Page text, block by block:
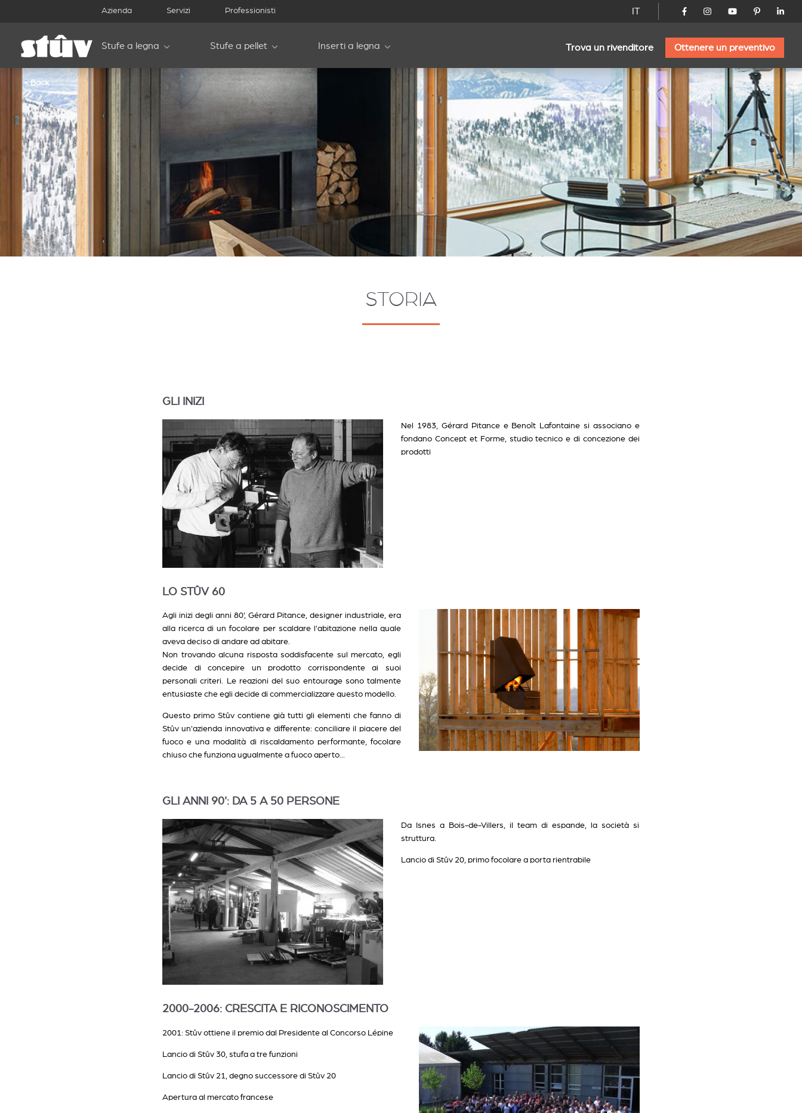
Azienda Servizi Professionisti IT
Stufe a legna Stufe a pellet Inserti a legna Trova un rivenditore Ottenere un preventivo
< Back
STORIA
GLI INIZI
Nel 1983, Gérard Pitance e Benoît Lafontaine si associano e
fondano Concept et Forme, studio tecnico e di concezione dei
prodotti
LO STÛV 60
Agli inizi degli anni 80', Gérard Pitance, designer industriale, era
alla ricerca di un focolare per scaldare l'abitazione nella quale
aveva deciso di andare ad abitare.
Non trovando alcuna risposta soddisfacente sul mercato, egli
decide di concepire un prodotto corrispondente ai suoi
personali criteri. Le reazioni del suo entourage sono talmente
entusiaste che egli decide di commercializzare questo modello.
Questo primo Stûv contiene già tutti gli elementi che fanno di
Stûv un'azienda innovativa e differente: conciliare il piacere del
fuoco e una modalità di riscaldamento performante, focolare
chiuso che funziona ugualmente a fuoco aperto...
GLI ANNI 90': DA 5 A 50 PERSONE
Da Isnes a Bois-de-Villers, il team di espande, la società si
struttura.
Lancio di Stûv 20, primo focolare a porta rientrabile
2000-2006: CRESCITA E RICONOSCIMENTO
2001: Stûv ottiene il premio dal Presidente al Concorso Lépine
Lancio di Stûv 30, stufa a tre funzioni
Lancio di Stûv 21, degno successore di Stûv 20
Apertura al mercato francese